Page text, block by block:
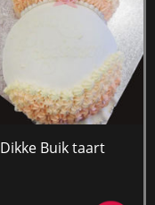
Dikke Buik taart